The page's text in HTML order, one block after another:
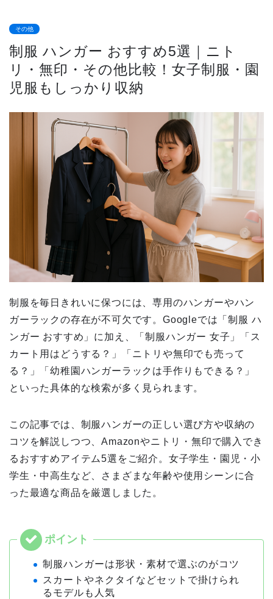
その他
制服 ハンガー おすすめ5選｜ニト
リ・無印・その他比較！女子制服・園
児服もしっかり収納
制服を毎日きれいに保つには、専用のハンガーやハン
ガーラックの存在が不可欠です。Googleでは「制服 ハ
ンガー おすすめ」に加え、「制服ハンガー 女子」「ス
カート用はどうする？」「ニトリや無印でも売って
る？」「幼稚園ハンガーラックは手作りもできる？」
といった具体的な検索が多く見られます。
この記事では、制服ハンガーの正しい選び方や収納の
コツを解説しつつ、Amazonやニトリ・無印で購入でき
るおすすめアイテム5選をご紹介。女子学生・園児・小
学生・中高生など、さまざまな年齢や使用シーンに合
った最適な商品を厳選しました。
制服ハンガーは形状・素材で選ぶのがコツ
スカートやネクタイなどセットで掛けられ
るモデルも人気